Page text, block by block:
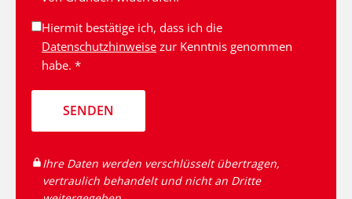
Hiermit bestätige ich, dass ich die
Datenschutzhinweise zur Kenntnis genommen
habe. *
SENDEN
Ihre Daten werden verschlüsselt übertragen,
vertraulich behandelt und nicht an Dritte